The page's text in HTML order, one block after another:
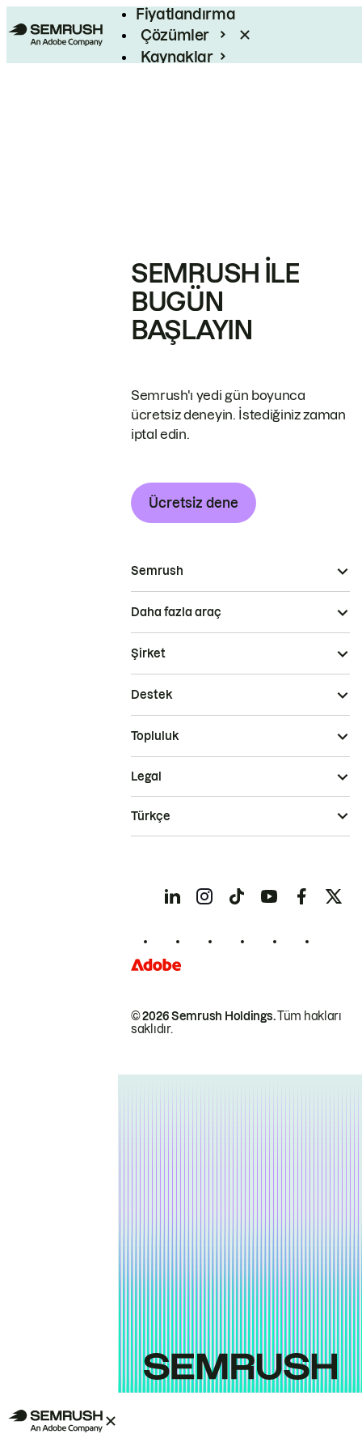
Fiyatlandırma
Çözümler
Kaynaklar
SEMRUSH ILE
BUGÜN
BAŞLAYIN
Semrush'ı yedi gün boyunca
ücretsiz deneyin. İstediğiniz zaman
iptal edin.
Ücretsiz dene
Semrush
Daha fazla araç
Şirket
Destek
Topluluk
© 2026 Semrush Holdings.Tüm hakları
saklıdır.
Legal
Türkçe